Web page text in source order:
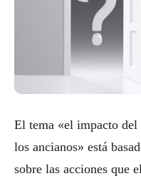
El tema «el impacto del
los ancianos» está
sobre las acciones que